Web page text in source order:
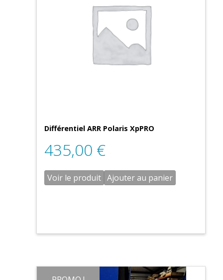
Différentiel ARR Polaris XpPRO
435,00 €
Voir le produit Ajouter au panier